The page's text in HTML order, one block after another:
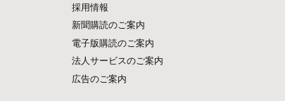
採用情報
新聞購読のご案内
電子版購読のご案内
法人サービスのご案内
広告のご案内